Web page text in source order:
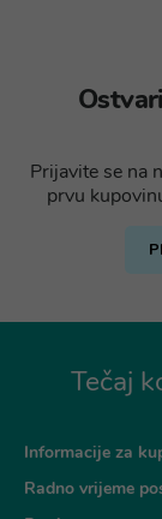
Prijavite se na
prvu
Tečaj
Informacije za
Radno vrijeme